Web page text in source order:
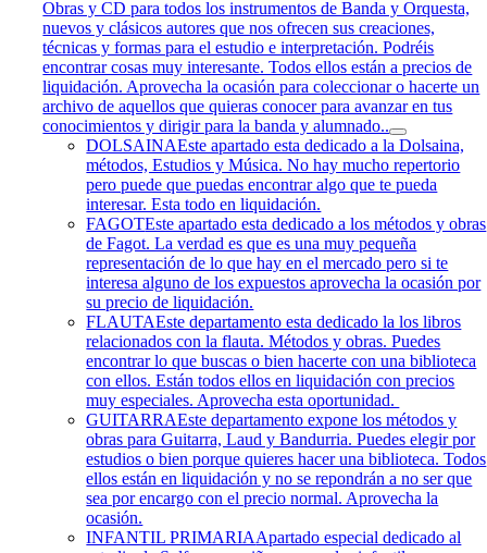
Obras y CD para todos los instrumentos de Banda y Orquesta,
nuevos y clásicos autores que nos ofrecen sus creaciones,
técnicas y formas para el estudio e interpretación. Podréis
encontrar cosas muy interesante. Todos ellos están a precios de
liquidación. Aprovecha la ocasión para coleccionar o hacerte un
archivo de aquellos que quieras conocer para avanzar en tus
conocimientos y dirigir para la banda y alumnado..
DOLSAINAEste apartado esta dedicado a la Dolsaina,
métodos, Estudios y Música. No hay mucho repertorio
pero puede que puedas encontrar algo que te pueda
interesar. Esta todo en liquidación.
FAGOTEste apartado esta dedicado a los métodos y obras
de Fagot. La verdad es que es una muy pequeña
representación de lo que hay en el mercado pero si te
interesa alguno de los expuestos aprovecha la ocasión por
su precio de liquidación.
FLAUTAEste departamento esta dedicado la los libros
relacionados con la flauta. Métodos y obras. Puedes
encontrar lo que buscas o bien hacerte con una biblioteca
con ellos. Están todos ellos en liquidación con precios
muy especiales. Aprovecha esta oportunidad.
GUITARRAEste departamento expone los métodos y
obras para Guitarra, Laud y Bandurria. Puedes elegir por
estudios o bien porque quieres hacer una biblioteca. Todos
ellos están en liquidación y no se repondrán a no ser que
sea por encargo con el precio normal. Aprovecha la
ocasión.
INFANTIL PRIMARIAApartado especial dedicado al